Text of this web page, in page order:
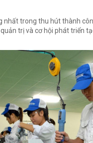
nhất trong thu hút thành
trị và cơ hội phát triển